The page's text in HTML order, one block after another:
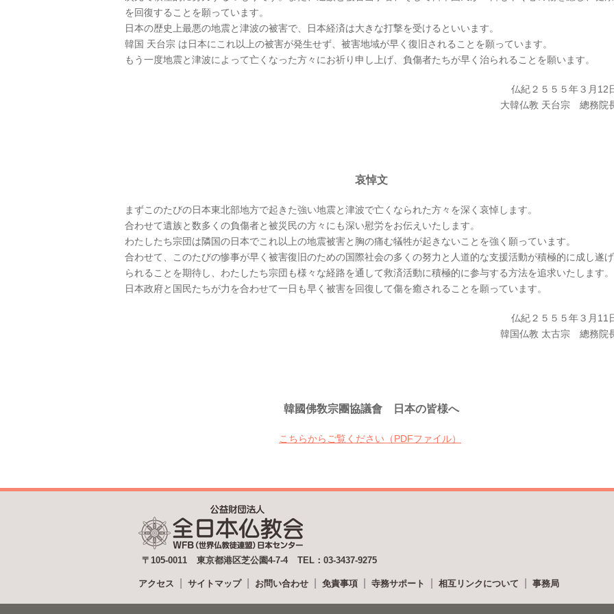
を回復することを願っています。
日本の歴史上最悪の地震と津波の被害で、日本経済は大きな打撃を受けるといいます。
韓国 天台宗 は日本にこれ以上の被害が発生せず、被害地域が早く復旧されることを願っています。
もう一度地震と津波によって亡くなった方々にお祈り申し上げ、負傷者たちが早く治られることを願います。
仏紀２５５５年３月12
大韓仏教 天台宗 總務院
哀悼文
まずこのたびの日本東北部地方で起きた強い地震と津波で亡くなられた方々を深く哀悼します。
合わせて遺族と数多くの負傷者と被災民の方々にも深い慰労をお伝えいたします。
わたしたち宗団は隣国の日本でこれ以上の地震被害と胸の痛む犠牲が起きないことを強く願っています。
合わせて、このたびの惨事が早く被害復旧のための国際社会の多くの努力と人道的な支援活動が積極的に成し遂げ
られることを期待し、わたしたち宗団も様々な経路を通して救済活動に積極的に参与する方法を追求いたします。
日本政府と国民たちが力を合わせて一日も早く被害を回復して傷を癒されることを願っています。
仏紀２５５５年３月11
韓国仏教 太古宗 總務院
韓國佛敎宗團協議會 日本の皆様へ
こちらからご覧ください（PDFファイル）
〒105-0011 東京都港区芝公園4-7-4 TEL：03-3437-9275
アクセス サイトマップ お問い合わせ 免責事項 寺務サポート 相互リンクについて 事務局